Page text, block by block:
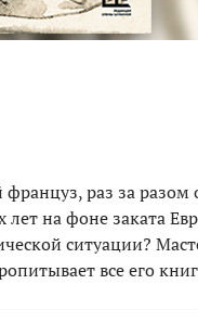
раз за
лет на фоне заката
ситуации?
все его